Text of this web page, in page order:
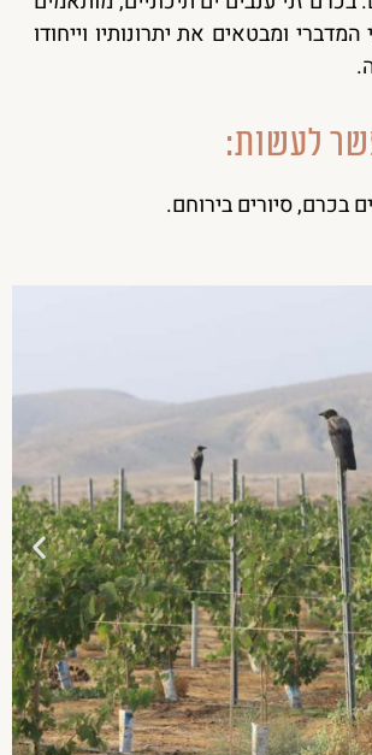
ומבטאים את יתרונותיו וייחודו
לעשות:
בכרם, סיורים בירוחם.